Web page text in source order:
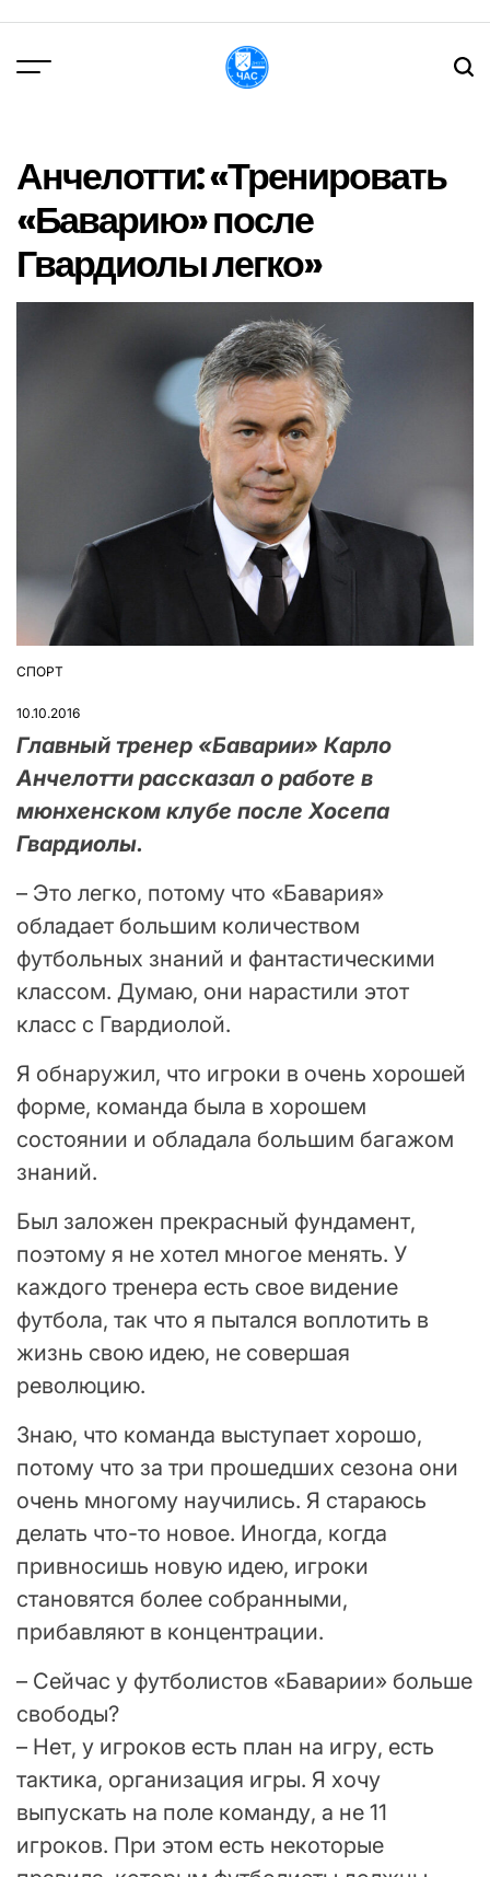
вмісту
Анчелотти: «Тренировать
«Баварию» после
Гвардиолы легко»
ОПУБЛІКУВАТИ
СПОРТ
10.10.2016
Главный тренер «Баварии» Карло
Анчелотти рассказал о работе в
мюнхенском клубе после Хосепа
Гвардиолы.
– Это легко, потому что «Бавария»
обладает большим количеством
футбольных знаний и фантастическими
классом. Думаю, они нарастили этот
класс с Гвардиолой.
Я обнаружил, что игроки в очень хорошей
форме, команда была в хорошем
состоянии и обладала большим багажом
знаний.
Был заложен прекрасный фундамент,
поэтому я не хотел многое менять. У
каждого тренера есть свое видение
футбола, так что я пытался воплотить в
жизнь свою идею, не совершая
революцию.
Знаю, что команда выступает хорошо,
потому что за три прошедших сезона они
очень многому научились. Я стараюсь
делать что-то новое. Иногда, когда
привносишь новую идею, игроки
становятся более собранными,
прибавляют в концентрации.
– Сейчас у футболистов «Баварии» больше
свободы?
– Нет, у игроков есть план на игру, есть
тактика, организация игры. Я хочу
выпускать на поле команду, а не 11
игроков. При этом есть некоторые